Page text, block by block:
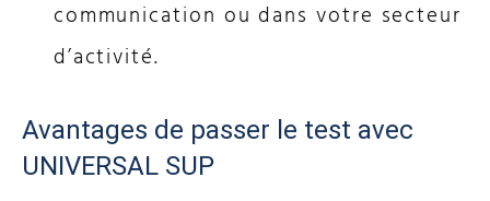
communication ou dans votre secteur
d’activité.
Avantages de passer le test avec
UNIVERSAL SUP